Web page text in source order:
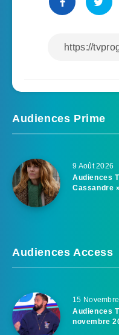
Audiences Prime
9 Août 2026
Audiences
Cassandre
Audiences Access
15
Audiences
novembre